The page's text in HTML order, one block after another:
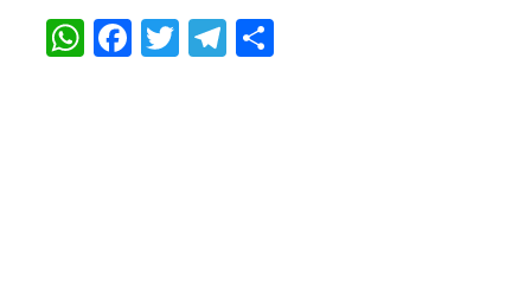
WhatsApp
Facebook
TwitterTelegram